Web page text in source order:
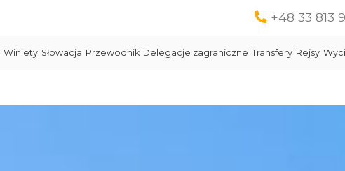
+48 33 813
Winiety Słowacja Przewodnik Delegacje zagraniczne Transfery Rejsy